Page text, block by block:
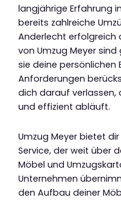
langjährige Erfahrung
bereits zahlreiche
Anderlecht erfolgreich
von Umzug Meyer
sie deine persönlichen
Anforderungen
dich darauf verlassen,
und effizient abläuft.
Umzug Meyer bietet
Service, der weit über
Möbel und
Unternehmen
den Aufbau deiner